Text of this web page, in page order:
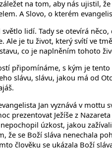
na tom, aby nás ujistil,
A Slovo, o kterém
lidí. Tady se otevírá
Ale je tu život, který svítí ve
co je naplněním tohoto
připomínáme, s kým je
slávu, slávu, jakou má od
Jan vyznává v
prezentovat Ježíše z
úzkost, jakou
že se Boží sláva nenechala
člověku se ukázala Boží